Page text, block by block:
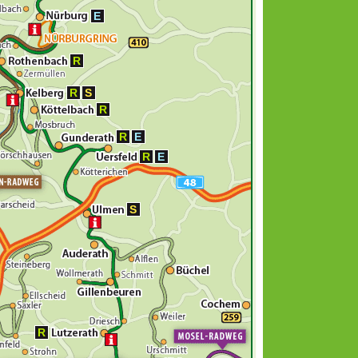
E
R
R S
R
R
E
R
E
S
R